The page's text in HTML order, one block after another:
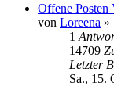
Offene
von Loreena »
1
14709
Letzter
Sa., 15.